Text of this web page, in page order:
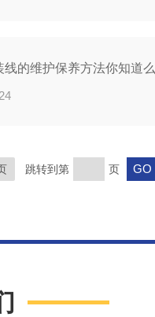
线的维护保养方法你知道么
跳转到第 页